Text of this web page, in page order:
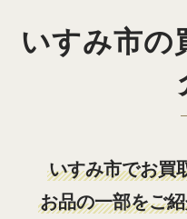
いすみ市の
いすみ市でお買
お品の一部をご